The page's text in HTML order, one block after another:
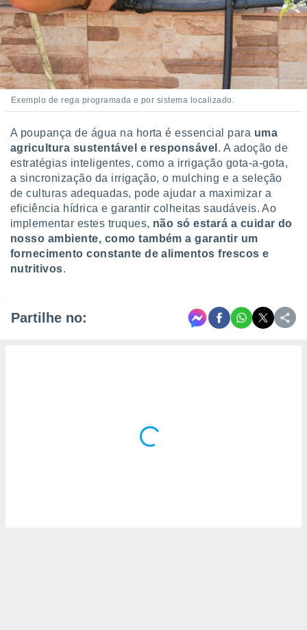
Exemplo de rega programada e por sistema localizado.
A poupança de água na horta é essencial para uma
agricultura sustentável e responsável . A adoção de
estratégias inteligentes, como a irrigação gota-a-gota,
a sincronização da irrigação, o mulching e a seleção
de culturas adequadas, pode ajudar a maximizar a
eficiência hídrica e garantir colheitas saudáveis. Ao
implementar estes truques, não só estará a cuidar do
nosso ambiente, como também a garantir um
fornecimento constante de alimentos frescos e
nutritivos.
Partilhe no: